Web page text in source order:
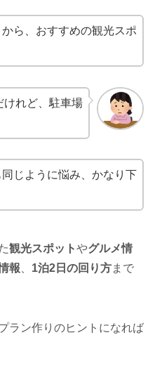
ら、おすすめの観光スポ
けれど、駐車場
じように悩み、かなり下
観光スポットやグルメ情
報 1泊2日の回り方まで
ラン作りのヒントになれば